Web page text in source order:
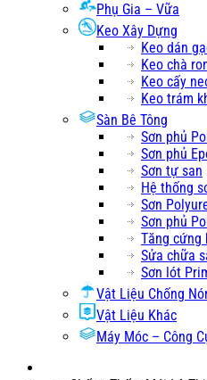
Phụ Gia – Vữa
Keo Xây Dựng
Keo dán
Keo chà
Keo cấy
Keo trám
Sàn Bê Tông
Sơn phủ
Sơn phủ
Sơn tự san
Hệ thống
Sơn
Sơn phủ
Tăng cứng
Sửa chữa
Sơn lót
Vật Liệu Chống
Vật Liệu Khác
Máy Móc – Công